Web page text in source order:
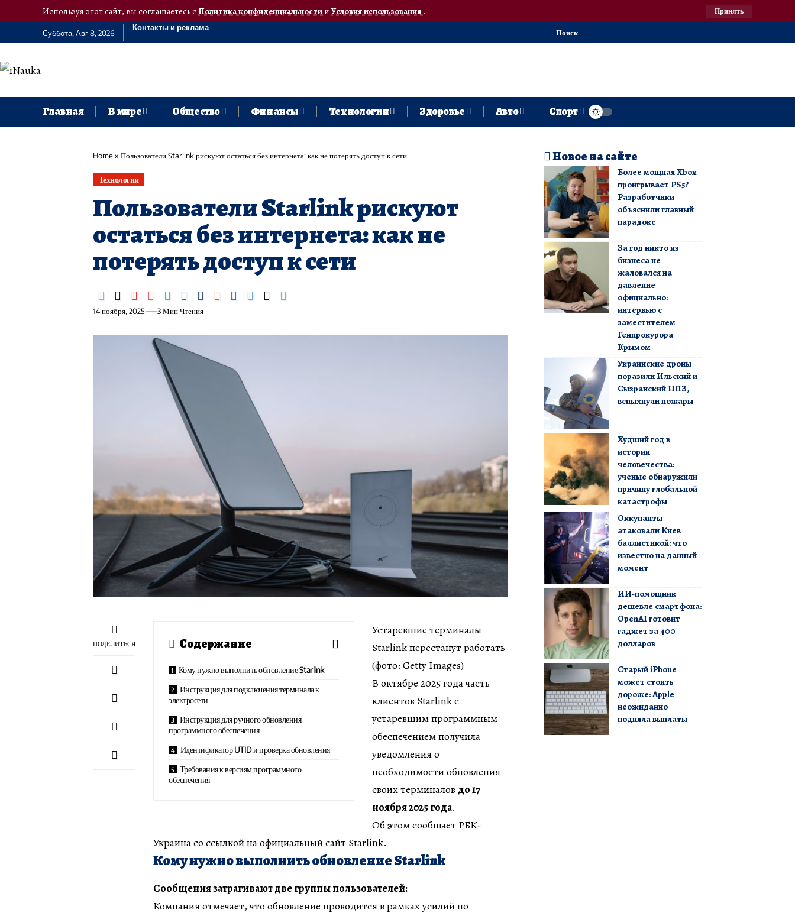
Используя этот сайт, вы соглашаетесь сПолитика конфиденциальностии Условия использования. Принять
Суббота, Авг 8, 2026
Контакты и реклама
Поиск
Главная В мире Общество Финансы Технологии Здоровье Авто Спорт
Home» Пользователи Starlink рискуют остаться без интернета: как не потерять доступ к сети
Технологии
Пользователи Starlink рискуют
остаться без интернета: как не
потерять доступ к сети
14 ноября, 2025 3 Мин Чтения
ПОДЕЛИТЬСЯ Содержание
Кому нужно выполнить обновление Starlink
Инструкция для подключения терминала к
электросети
Инструкция для ручного обновления
программного обеспечения
Идентификатор UTID и проверка обновления
Требования к версиям программного
обеспечения
Устаревшие терминалы
Starlink перестанут работать
(фото: Getty Images)
В октябре 2025 года часть
клиентов Starlink с
устаревшим программным
обеспечением получила
уведомления о
необходимости обновления
своих терминалов до 17
ноября 2025 года.
Об этом сообщает РБК-
Украина со ссылкой на официальный сайт Starlink.
Кому нужно выполнить обновление Starlink
Сообщения затрагивают две группы пользователей:
Компания отмечает, что обновление проводится в рамках усилий по
Новое на сайте
Более мощная Xbox
проигрывает PS5?
Разработчики
объяснили главный
парадокс
За год никто из
бизнеса не
жаловался на
давление
официально:
интервью с
заместителем
Генпрокурора
Крымом
Украинские дроны
поразили Ильский и
Сызранский НПЗ,
вспыхнули пожары
Худший год в
истории
человечества:
ученые обнаружили
причину глобальной
катастрофы
Оккупанты
атаковали Киев
баллистикой: что
известно на данный
момент
ИИ-помощник
дешевле смартфона:
OpenAI готовит
гаджет за 400
долларов
Старый iPhone
может стоить
дороже: Apple
неожиданно
подняла выплаты